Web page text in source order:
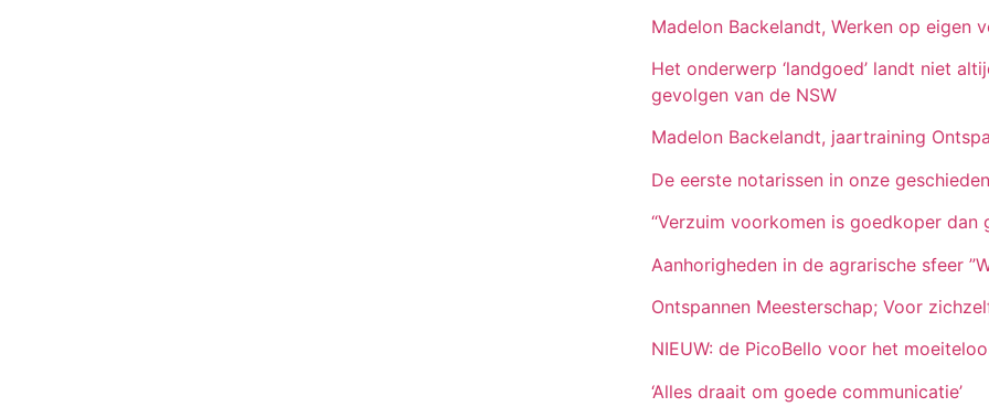
Madelon Backelandt, Werken op eigen
Het onderwerp ‘landgoed’ landt niet
gevolgen van de NSW
Madelon Backelandt, jaartraining
De eerste notarissen in onze
“Verzuim voorkomen is goedkoper dan
Aanhorigheden in de agrarische sfeer
Ontspannen Meesterschap; Voor
NIEUW: de PicoBello voor het
‘Alles draait om goede communicatie’